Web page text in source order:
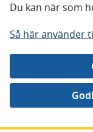
Du kan när som
Så här använder